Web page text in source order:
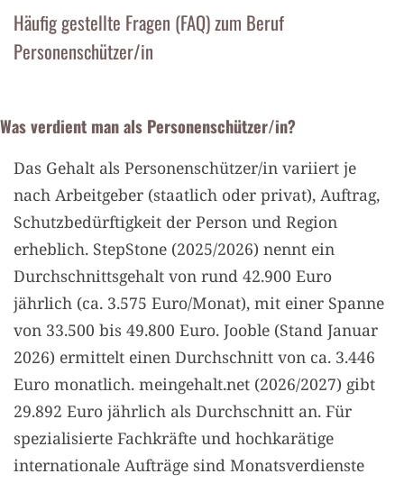
Häufig gestellte Fragen (FAQ) zum Beruf
Personenschützer/in
Was verdient man als Personenschützer/in?
Das Gehalt als Personenschützer/in variiert je
nach Arbeitgeber (staatlich oder privat), Auftrag,
Schutzbedürftigkeit der Person und Region
erheblich. StepStone (2025/2026) nennt ein
Durchschnittsgehalt von rund 42.900 Euro
jährlich (ca. 3.575 Euro/Monat), mit einer Spanne
von 33.500 bis 49.800 Euro. Jooble (Stand Januar
2026) ermittelt einen Durchschnitt von ca. 3.446
Euro monatlich. meingehalt.net (2026/2027) gibt
29.892 Euro jährlich als Durchschnitt an. Für
spezialisierte Fachkräfte und hochkarätige
internationale Aufträge sind Monatsverdienste